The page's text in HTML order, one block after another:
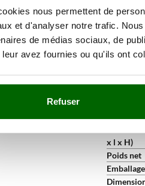
nous permettent de
et d'analyser notre trafic.
de médias sociaux, de
leur avez fournies ou qu'ils ont
Refuser
intermédiaire
à bain d'huile
sur le guidon
Hauteur
Manche(s)
Flacon
Set clés
x l x H)
Poids net
Emballage